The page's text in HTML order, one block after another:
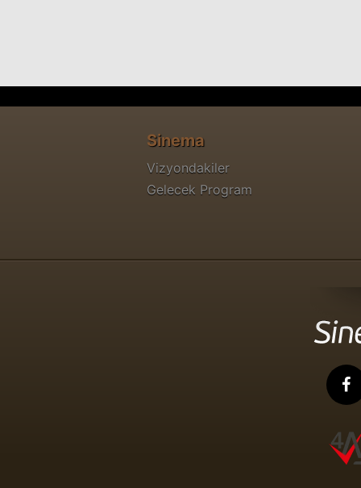
Sinema
Vizyondakiler
Gelecek Program